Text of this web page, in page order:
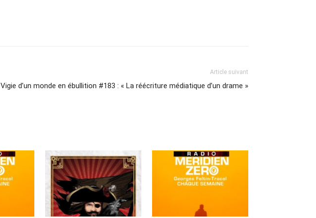
Article suivant
Vigie d’un monde en ébullition #183 : « La réécriture médiatique d’un drame »